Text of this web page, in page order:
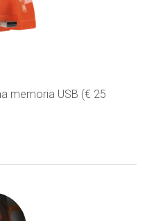
memoria USB (€ 25